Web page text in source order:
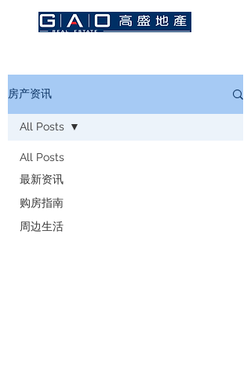
房产资讯
All Posts
最新资讯
购房指南
周边生活
All Posts